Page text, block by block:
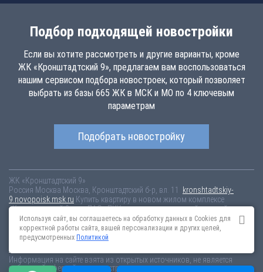
Подбор подходящей новостройки
Если вы хотите рассмотреть и другие варианты, кроме
ЖК «Кронштадтский 9», предлагаем вам воспользоваться
нашим сервисом подбора новостроек, который позволяет
выбрать из базы 665 ЖК в МСК и МО по 4 ключевым
параметрам
Подобрать новостройку
ЖК «Кронштадтский 9»
Россия Москва Москва, Кронштадтский б-р, вл. 11
kronshtadtskiy-
9.novopoisk.msk.ru Купить квартиру в новом жилом комплексе
«Кронштадтский 9» от «ПАО «ПИК-специализированный застройщик»» в
Головинском районе. Квартиры различных планировок от 15.9 млн
рублей!
Информация на сайте взята из открытых источников, не является
публичной офертой и распространяется для ознакомления.
Используя сайт, вы соглашаетесь на обработку данных в Cookies для
корректной работы сайта, вашей персонализации и других целей,
предусмотренных Политикой